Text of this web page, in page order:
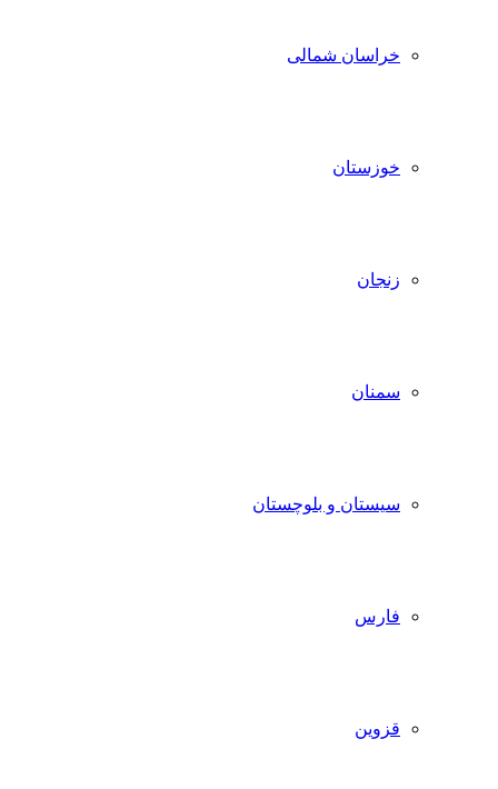
خراسان شمالی
خوزستان
زنجان
سمنان
سیستان و بلوچستان
فارس
قزوین